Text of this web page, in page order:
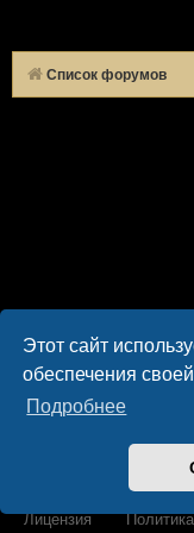
Этот сайт
обеспечения
Подробнее
Список форумов
Лицензия